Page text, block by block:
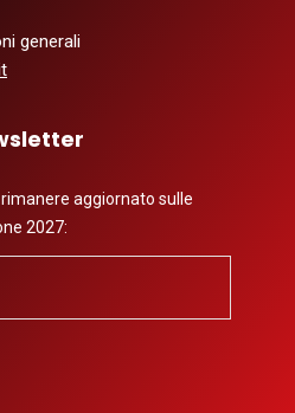
generali
aggiornato sulle
2027: